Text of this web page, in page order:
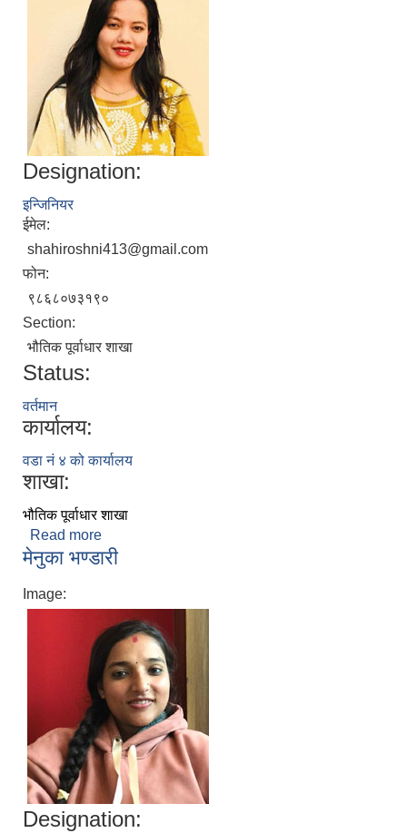
Designation:
इन्जिनियर
ईमेल:
shahiroshni413@gmail.com
फोन:
९८६८०७३१९०
Section:
भौतिक पूर्वाधार शाखा
Status:
वर्तमान
कार्यालय:
वडा नं ४ को कार्यालय
शाखा:
भौतिक पूर्वाधार शाखा
Read more
मेनुका भण्डारी
Image:
Designation: